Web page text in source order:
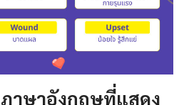
าษาอังกฤษที่แสดง